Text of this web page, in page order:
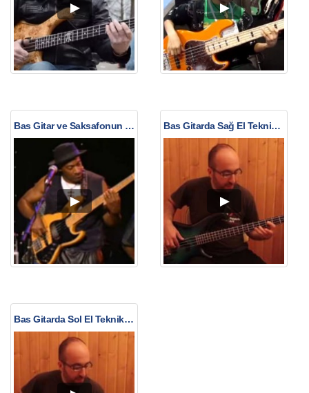
Bas Gitar ve Saksafonun Müthiş Uyumu Bas Gitarda Sağ El Teknikleri
Bas Gitarda Sol El Teknikleri